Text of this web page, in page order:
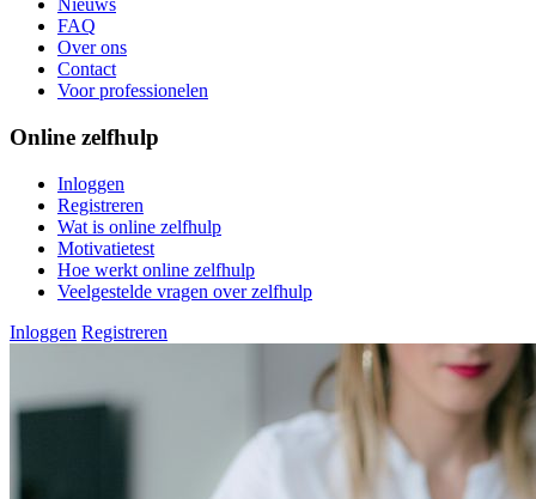
Nieuws
FAQ
Over ons
Contact
Voor professionelen
Online zelfhulp
Inloggen
Registreren
Wat is online zelfhulp
Motivatietest
Hoe werkt online zelfhulp
Veelgestelde vragen over zelfhulp
Inloggen Registreren